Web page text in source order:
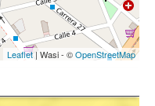
Leaflet | Wasi - ©OpenStreetMap